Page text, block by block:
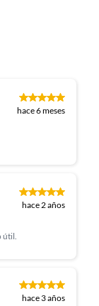
hace 6 meses
hace 2 años
útil.
hace 3 años